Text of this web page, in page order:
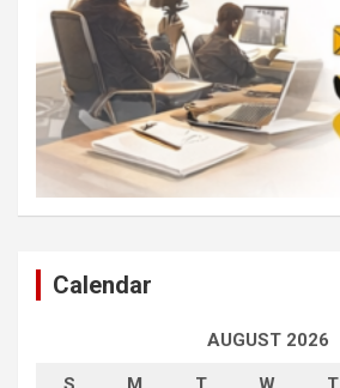
Calendar
AUGUST 2026